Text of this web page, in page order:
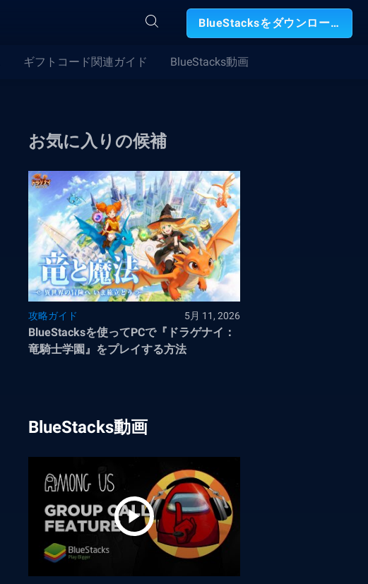
BlueStacksをダウンロード
ギフトコード関連ガイド BlueStacks動画
お気に入りの候補
攻略ガイド 5月 11, 2026
BlueStacksを使ってPCで『ドラゲナイ：
竜騎士学園』をプレイする方法
BlueStacks動画